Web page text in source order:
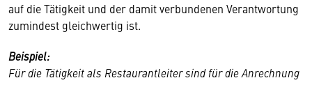
auf die Tätigkeit und der damit verbundenen Verantwortung
zumindest gleichwertig ist.
Beispiel:
Für die Tätigkeit als Restaurantleiter sind für die Anrechnung